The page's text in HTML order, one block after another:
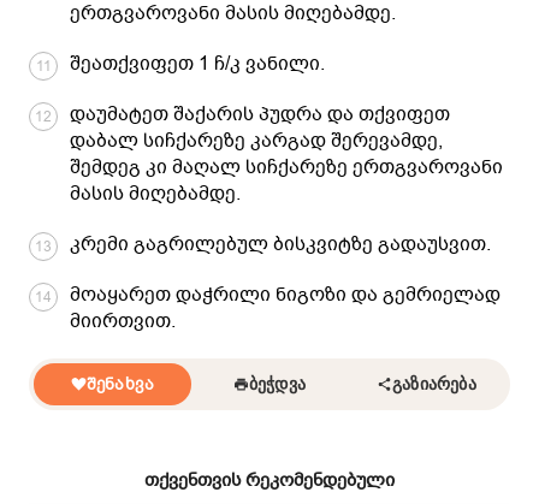
ერთგვაროვანი მასის მიღებამდე.
11 შეათქვიფეთ 1 ჩ/კ ვანილი.
12
დაუმატეთ შაქარის პუდრა და თქვიფეთ
დაბალ სიჩქარეზე კარგად შერევამდე,
შემდეგ კი მაღალ სიჩქარეზე ერთგვაროვანი
მასის მიღებამდე.
13 კრემი გაგრილებულ ბისკვიტზე გადაუსვით.
14
მოაყარეთ დაჭრილი ნიგოზი და გემრიელად
მიირთვით.
ᲨᲔᲜᲐᲮᲕᲐ ᲑᲔᲭᲓᲕᲐ ᲒᲐᲖᲘᲐᲠᲔᲑᲐ
თქვენთვის რეკომენდებული